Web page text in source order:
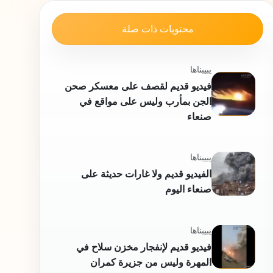
محتويات ذات صلة
يبيبناها
فيديو قديم لقصف على معسكر صحن
الجن بمأرب وليس على مواقع في
يبيبناها
الفيديو قديم ولا غارات حديثة على
يبيبناها
فيديو قديم لإنفجار مخزن سلاح في